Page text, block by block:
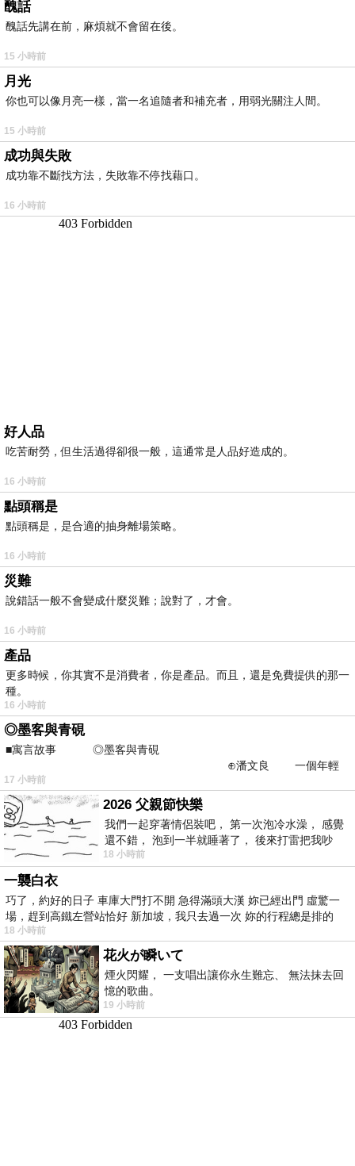
醜話
醜話先講在前，麻煩就不會留在後。
15 小時前
月光
你也可以像月亮一樣，當一名追隨者和補充者，用弱光關注人間。
15 小時前
成功與失敗
成功靠不斷找方法，失敗靠不停找藉口。
16 小時前
好人品
吃苦耐勞，但生活過得卻很一般，這通常是人品好造成的。
16 小時前
點頭稱是
點頭稱是，是合適的抽身離場策略。
16 小時前
災難
說錯話一般不會變成什麼災難；說對了，才會。
16 小時前
產品
更多時候，你其實不是消費者，你是產品。而且，還是免費提供的那一
種。
16 小時前
◎墨客與青硯
■寓言故事 ◎墨客與青硯
⊕潘文良 一個年輕
的墨客，在京城的古玩肆裡
17 小時前
2026 父親節快樂
我們一起穿著情侶裝吧， 第一次泡冷水澡， 感覺
還不錯， 泡到一半就睡著了， 後來打雷把我吵
醒， 手
18 小時前
一襲白衣
巧了，約好的日子 車庫大門打不開 急得滿頭大漢 妳已經出門 虛驚一
場，趕到高鐵左營站恰好 新加坡，我只去過一次 妳的行程總是排的
18 小時前
花火が瞬いて
煙火閃耀， 一支唱出讓你永生難忘、 無法抹去回
憶的歌曲。
19 小時前